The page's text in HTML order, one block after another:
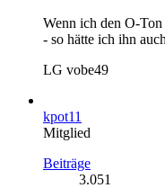
Wenn ich den O-
- so hätte ich ihn
LG vobe49
kpot11
Mitglied
Beiträge
3.051